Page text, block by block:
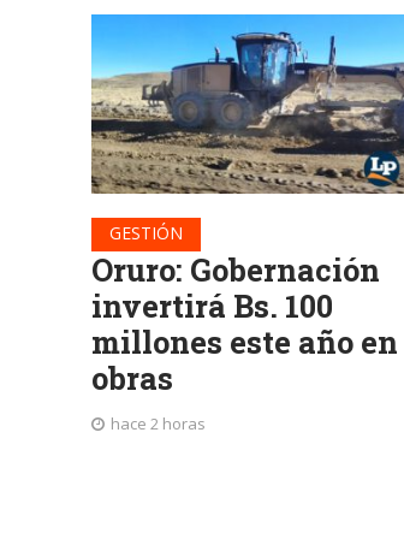
GESTIÓN
Oruro: Gobernación
invertirá Bs. 100
millones este año en
obras
hace 2 horas